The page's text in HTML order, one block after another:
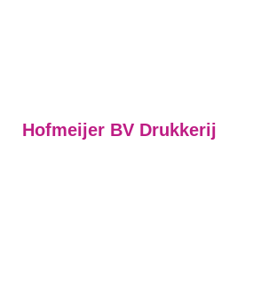
Hofmeijer BV Drukkerij